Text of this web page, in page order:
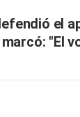
el
"El